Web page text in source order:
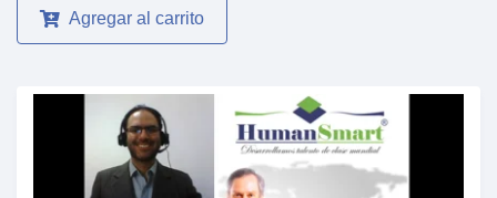
Agregar al carrito